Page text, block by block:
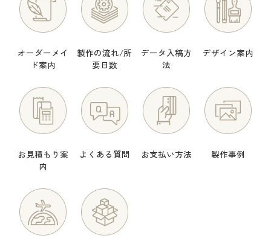
オーダーメイ
ド案内
製作の流れ/所
要日数
データ入稿方
法
デザイン案内
お見積もり案
内
よくある質問 お支払い方法 製作事例